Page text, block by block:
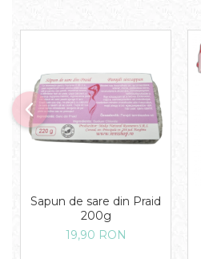
Sapun de sare din Praid
200g
19,90 RON